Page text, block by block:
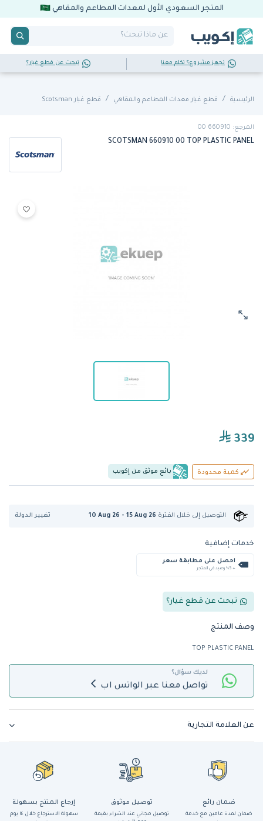
المتجر السعودي الأول لمعدات المطاعم والمقاهي
تجهز مشروع؟ تكلم معنا تبحث عن قطع غيار؟
الرئيسية قطع غيار معدات المطاعم والمقاهي قطع غيار Scotsman
المرجع: 660910 00
SCOTSMAN 660910 00 TOP PLASTIC PANEL
339
كمية محدودة بائع موثق من إكويب
التوصيل إلى خلال الفترة 10 Aug 26 - 15 Aug 26 تغيير الدولة
خدمات إضافية
احصل على مطابقة سعر
+ %5 رصيد في المتجر
تبحث عن قطع غيار؟
وصف المنتج
TOP PLASTIC PANEL
لديك سؤال؟
تواصل معنا عبر الواتس اب
عن العلامة التجارية
ضمان رائع
ضمان لمدة عامين مع خدمة
توصيل موثوق
توصيل مجاني عند الشراء بقيمة
إرجاع المنتج بسهولة
سهولة الاسترجاع خلال ١٤ يوم